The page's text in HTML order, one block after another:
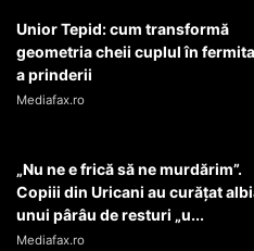
Unior Tepid: cum transformă
geometria cheii cuplul în
a prinderii
Mediafax.ro
„Nu ne e frică să ne murdărim”.
Copiii din Uricani au curățat
unui pârâu de resturi „u...
Mediafax.ro